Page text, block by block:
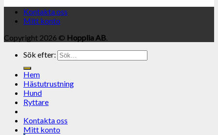
Kontakta oss
Mitt konto
Copyright 2026 © Hopplia AB.
Sök efter:
Hem
Hästutrustning
Hund
Ryttare
Kontakta oss
Mitt konto